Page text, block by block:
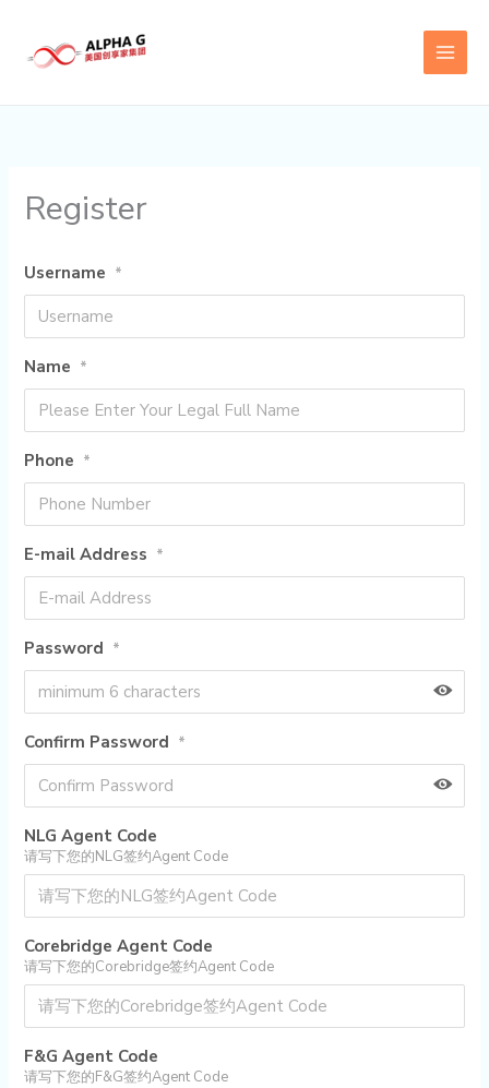
content
Register
Username *
Name *
Phone *
E-mail Address *
Password *
Confirm Password *
NLG Agent Code
请写下您的NLG签约Agent Code
Corebridge Agent Code
请写下您的Corebridge签约Agent Code
F&G Agent Code
请写下您的F&G签约Agent Code